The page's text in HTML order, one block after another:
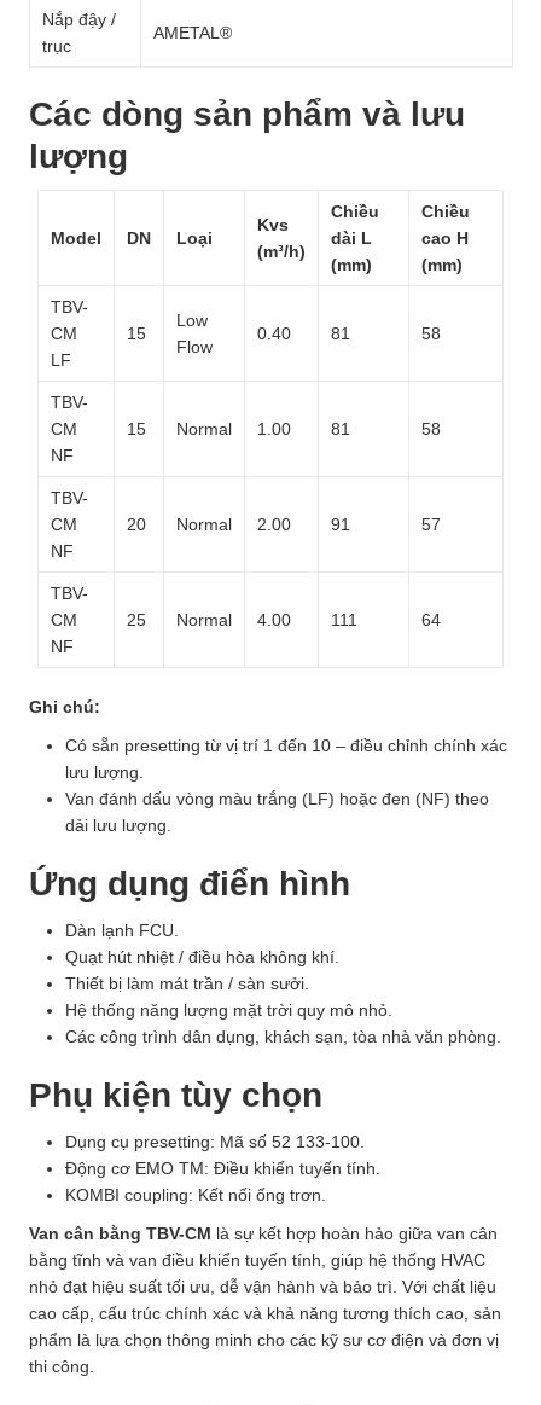
Nắp đậy /
trục
AMETAL®
Các dòng sản phẩm và lưu
lượng
Model DN Loại
Kvs
(m³/h)
Chiều
dài L
(mm)
Chiều
cao H
(mm)
TBV-
CM
LF
15
Low
Flow
0.40 81 58
TBV-
CM
NF
15 Normal 1.00 81 58
TBV-
CM
NF
20 Normal 2.00 91 57
TBV-
CM
NF
25 Normal 4.00 111 64
Ghi chú:
Có sẵn presetting từ vị trí 1 đến 10 – điều chỉnh chính xác
lưu lượng.
Van đánh dấu vòng màu trắng (LF) hoặc đen (NF) theo
dải lưu lượng.
Ứng dụng điển hình
Dàn lạnh FCU.
Quạt hút nhiệt / điều hòa không khí.
Thiết bị làm mát trần / sàn sưởi.
Hệ thống năng lượng mặt trời quy mô nhỏ.
Các công trình dân dụng, khách sạn, tòa nhà văn phòng.
Phụ kiện tùy chọn
Dụng cụ presetting: Mã số 52 133-100.
Động cơ EMO TM: Điều khiển tuyến tính.
KOMBI coupling: Kết nối ống trơn.
Van cân bằng TBV-CM là sự kết hợp hoàn hảo giữa van cân
bằng tĩnh và van điều khiển tuyến tính, giúp hệ thống HVAC
nhỏ đạt hiệu suất tối ưu, dễ vận hành và bảo trì. Với chất liệu
cao cấp, cấu trúc chính xác và khả năng tương thích cao, sản
phẩm là lựa chọn thông minh cho các kỹ sư cơ điện và đơn vị
thi công.